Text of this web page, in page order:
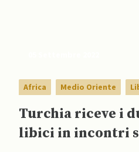
Africa Medio Oriente
Turchia riceve i
libici in incontri